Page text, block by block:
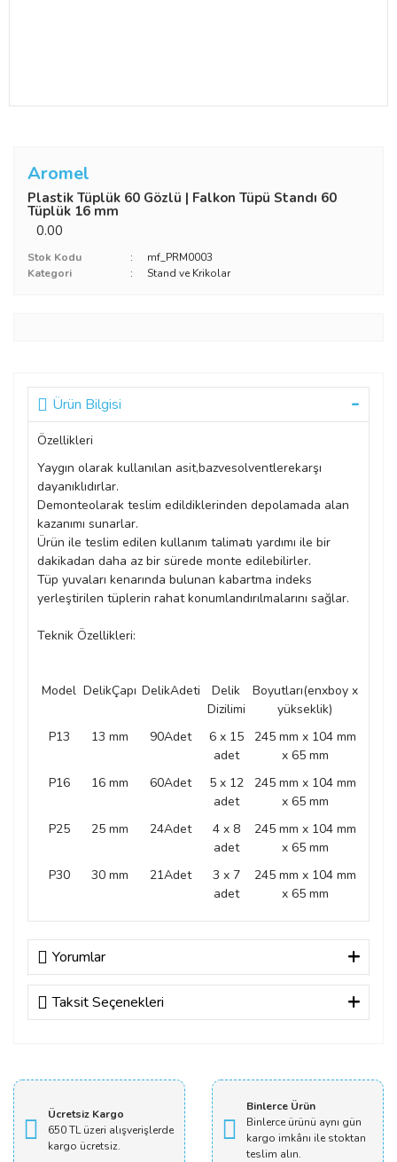
Aromel
Plastik Tüplük 60 Gözlü | Falkon Tüpü Standı 60
Tüplük 16 mm
0.00
Stok Kodu
mf_PRM0003
Kategori
Stand ve Krikolar
Ürün Bilgisi
Özellikleri
Yaygın olarak kullanılan asit,bazvesolventlerekarşı
dayanıklıdırlar.
Demonteolarak teslim edildiklerinden depolamada alan
kazanımı sunarlar.
Ürün ile teslim edilen kullanım talimatı yardımı ile bir
dakikadan daha az bir sürede monte edilebilirler.
Tüp yuvaları kenarında bulunan kabartma indeks
yerleştirilen tüplerin rahat konumlandırılmalarını sağlar.
Teknik Özellikleri:
Model DelikÇapı DelikAdeti
Delik
Dizilimi
Boyutları(enxboy x
yükseklik)
P13
13 mm 90Adet
6 x 15
adet
245 mm x 104 mm
x 65 mm
P16
16 mm 60Adet
5 x 12
adet
245 mm x 104 mm
x 65 mm
P25
25 mm 24Adet
4 x 8
adet
245 mm x 104 mm
x 65 mm
P30
30 mm 21Adet
3 x 7
adet
245 mm x 104 mm
x 65 mm
Yorumlar
Bu ürüne ilk yorumu siz yapın!
Taksit Seçenekleri
Ücretsiz Kargo
650 TL üzeri alışverişlerde
kargo ücretsiz.
Binlerce Ürün
Binlerce ürünü aynı gün
kargo imkânı ile stoktan
teslim alın.